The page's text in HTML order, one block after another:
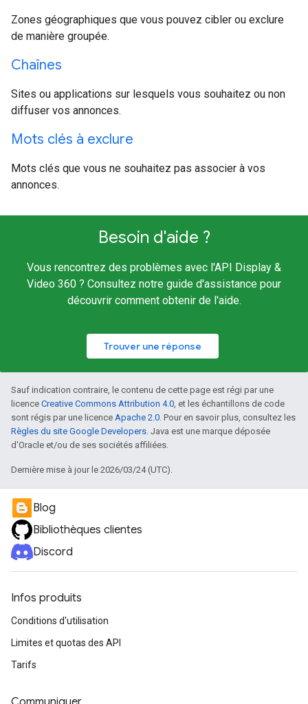
Zones géographiques que vous pouvez cibler ou exclure
de manière groupée.
Chaînes
Sites ou applications sur lesquels vous souhaitez ou non
diffuser vos annonces.
Mots clés à exclure
Mots clés que vous ne souhaitez pas associer à vos
annonces.
Besoin d'aide ?
Vous rencontrez des problèmes avec l'API Display &
Video 360 ? Consultez notre guide d'assistance pour
découvrir comment obtenir de l'aide.
Trouver une réponse
Sauf indication contraire, le contenu de cette page est régi par une
licence Creative Commons Attribution 4.0, et les échantillons de code
sont régis par une licence Apache 2.0. Pour en savoir plus, consultez les
Règles du site Google Developers. Java est une marque déposée
d'Oracle et/ou de ses sociétés affiliées.
Dernière mise à jour le 2026/03/24 (UTC).
Blog
Bibliothèques clientes
Discord
Infos produits
Conditions d'utilisation
Limites et quotas des API
Tarifs